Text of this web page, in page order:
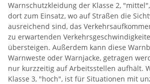
Warnschutzkleidung der Klasse 2,
dort zum Einsatz, wo auf Straßen die
ausreichend sind, das
zu erwartenden
übersteigen. Außerdem kann diese
Warnweste oder Warnjacke, getragen
nur kurzzeitig auf Arbeitsstellen aufhält.
Klasse 3, "hoch", ist für Situationen mit